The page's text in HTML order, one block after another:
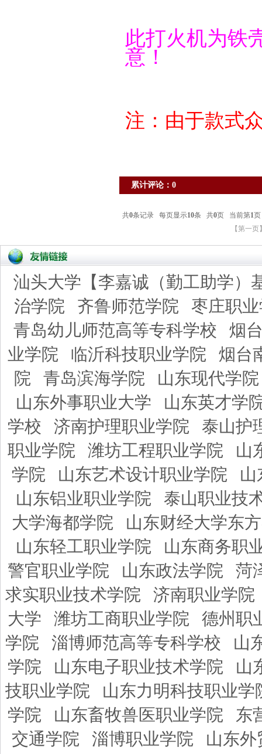
此打火机为铁
意！
注：由于款式
累计评论：0
汕头大学【李嘉诚（勤工助学）
治学院
齐鲁师范学院
枣庄职
青岛幼儿师范高等专科学校
烟
业学院
临沂科技职业学院
烟台
院
青岛滨海学院
山东现代学院
山东外事职业大学
山东英才学
学校
济南护理职业学院
泰山护
职业学院
潍坊工程职业学院
山
学院
山东艺术设计职业学院
山
山东铝业职业学院
泰山职业技
大学海都学院
山东财经大学东
山东轻工职业学院
山东商务职
警官职业学院
山东政法学院
菏
求实职业技术学院
济南职业学院
大学
潍坊工商职业学院
德州职
学院
淄博师范高等专科学校
山
学院
山东电子职业技术学院
山
技职业学院
山东力明科技职业学
学院
山东畜牧兽医职业学院
东
交通学院
淄博职业学院
山东外